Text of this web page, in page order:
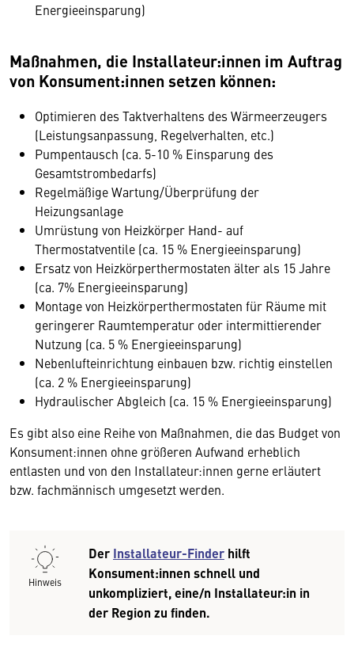
Energieeinsparung)
Maßnahmen, die Installateur:innen im Auftrag
von Konsument:innen setzen können:
Optimieren des Taktverhaltens des Wärmeerzeugers
(Leistungsanpassung, Regelverhalten, etc.)
Pumpentausch (ca. 5-10 % Einsparung des
Gesamtstrombedarfs)
Regelmäßige Wartung/Überprüfung der
Heizungsanlage
Umrüstung von Heizkörper Hand- auf
Thermostatventile (ca. 15 % Energieeinsparung)
Ersatz von Heizkörperthermostaten älter als 15 Jahre
(ca. 7% Energieeinsparung)
Montage von Heizkörperthermostaten für Räume mit
geringerer Raumtemperatur oder intermittierender
Nutzung (ca. 5 % Energieeinsparung)
Nebenlufteinrichtung einbauen bzw. richtig einstellen
(ca. 2 % Energieeinsparung)
Hydraulischer Abgleich (ca. 15 % Energieeinsparung)
Es gibt also eine Reihe von Maßnahmen, die das Budget von
Konsument:innen ohne größeren Aufwand erheblich
entlasten und von den Installateur:innen gerne erläutert
bzw. fachmännisch umgesetzt werden.
Hinweis
Der Installateur-Finder hilft
Konsument:innen schnell und
unkompliziert, eine/n Installateur:in in
der Region zu finden.